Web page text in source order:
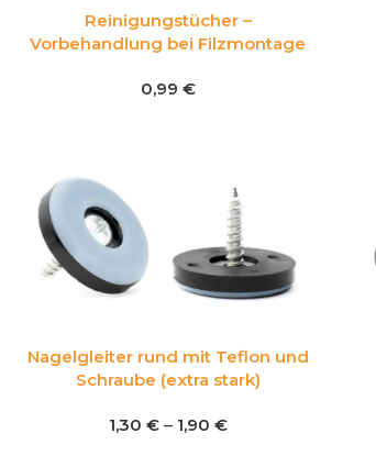
Reinigungstücher –
Vorbehandlung bei Filzmontage
0,99 €
Nagelgleiter rund mit Teflon und
Schraube (extra stark)
1,30 € – 1,90 €